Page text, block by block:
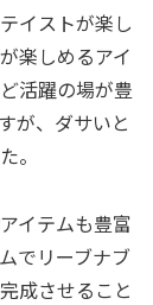
イストが楽し
楽しめるアイ
活躍の場が豊
が、ダサいと
。
イテムも豊富
でリーブナブ
成させること